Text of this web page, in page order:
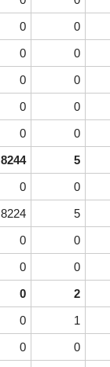
0 0
0 0
0 0
0 0
0 0
8244 5
0 0
8224 5
0 0
0 0
0 2
0 1
0 0